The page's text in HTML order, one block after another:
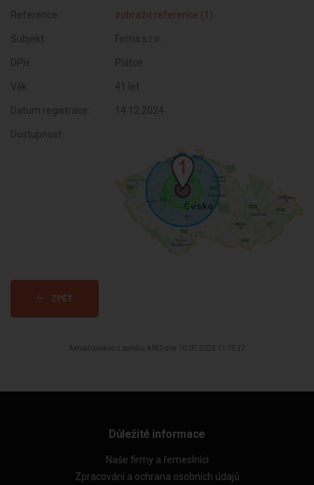
Reference: zobrazit reference (1)
Subjekt: Firma s.r.o.
DPH: Plátce
Věk: 41 let
Datum registrace: 14.12.2024
Dostupnost:
ZPĚT
Aktualizováno z portálu ARES dne 10.07.2025 11:19:27
Důležité informace
Naše firmy a řemeslníci
Zpracování a ochrana osobních údajů